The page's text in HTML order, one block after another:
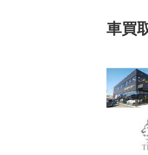
車買